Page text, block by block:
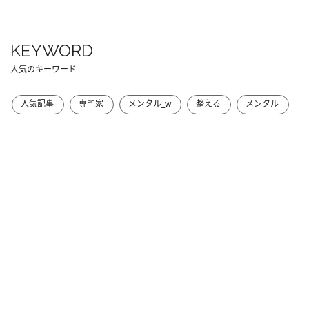
KEYWORD
人気のキーワード
人気記事 専門家 メンタル_w 整える メンタル